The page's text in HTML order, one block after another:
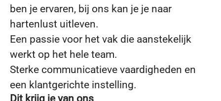
ben je ervaren, bij ons kan je je naar
hartenlust uitleven.
Een passie voor het vak die aanstekelijk
werkt op het hele team.
Sterke communicatieve vaardigheden en
een klantgerichte instelling.
Dit krijg je van ons